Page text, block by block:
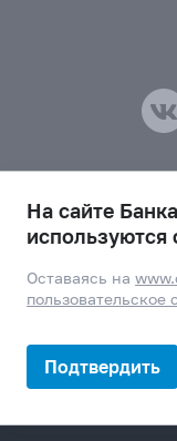
На сайте
Оставаясь на
пользовательское
Подтвердить